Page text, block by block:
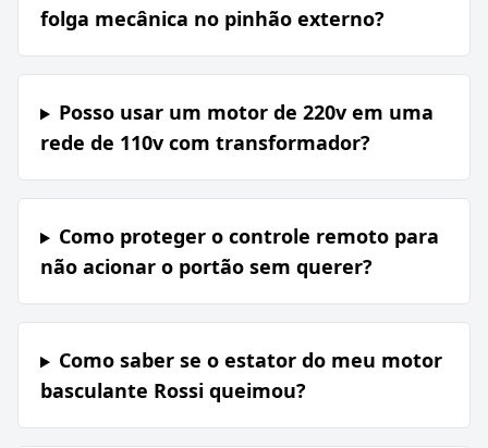
folga mecânica no pinhão externo?
Posso usar um motor de 220v em uma
rede de 110v com transformador?
Como proteger o controle remoto para
não acionar o portão sem querer?
Como saber se o estator do meu motor
basculante Rossi queimou?